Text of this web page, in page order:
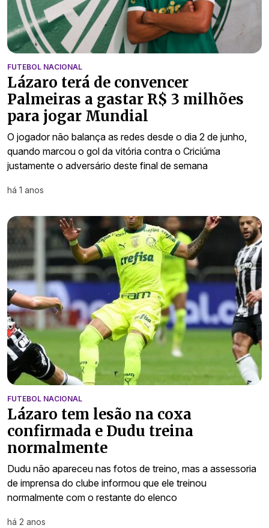
FUTEBOL NACIONAL
Lázaro terá de convencer
Palmeiras a gastar R$ 3 milhões
para jogar Mundial
O jogador não balança as redes desde o dia 2 de junho,
quando marcou o gol da vitória contra o Criciúma
justamente o adversário deste final de semana
há 1 anos
FUTEBOL NACIONAL
Lázaro tem lesão na coxa
confirmada e Dudu treina
normalmente
Dudu não apareceu nas fotos de treino, mas a assessoria
de imprensa do clube informou que ele treinou
normalmente com o restante do elenco
há 2 anos